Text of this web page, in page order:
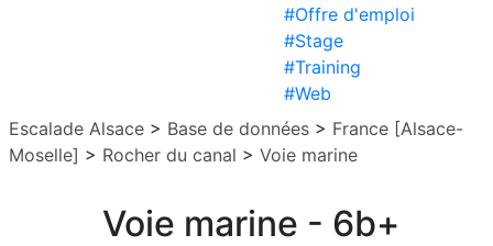
#Offre d'emploi
#Stage
#Training
#Web
Escalade Alsace > Base de données > France [Alsace-
Moselle] > Rocher du canal > Voie marine
Voie marine - 6b+